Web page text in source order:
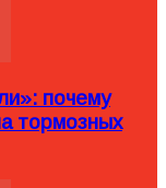
почему
тормозных